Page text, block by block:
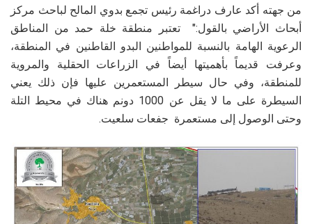
من جهته أكد عارف دراغمة رئيس تجمع بدوي المالح لباحث مركز
أبحاث الأراضي بالقول:" تعتبر منطقة خلة حمد من المناطق
الرعوية الهامة بالنسبة للمواطنين البدو القاطنين في المنطقة،
وعرفت قديماً بأهميتها أيضاً في الزراعات الحقلية والمروية
للمنطقة، وفي حال سيطر المستعمرين عليها فإن ذلك يعني
السيطرة على ما لا يقل عن 1000 دونم هناك في محيط التلة
وحتى الوصول إلى مستعمرة جفعات سلعيت.